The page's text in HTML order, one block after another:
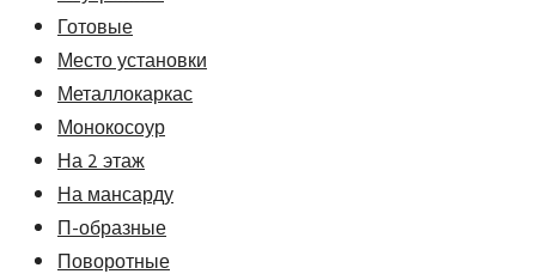
Готовые
Место установки
Металлокаркас
Монокосоур
На 2 этаж
На мансарду
П-образные
Поворотные